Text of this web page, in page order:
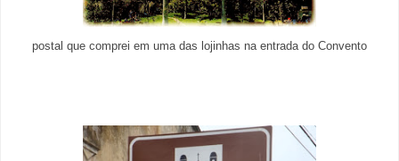
postal que comprei em uma das lojinhas na entrada do Convento